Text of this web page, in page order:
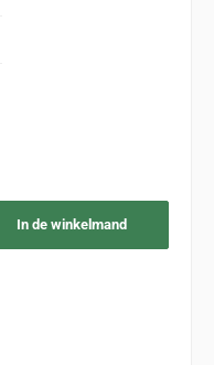
In de winkelmand